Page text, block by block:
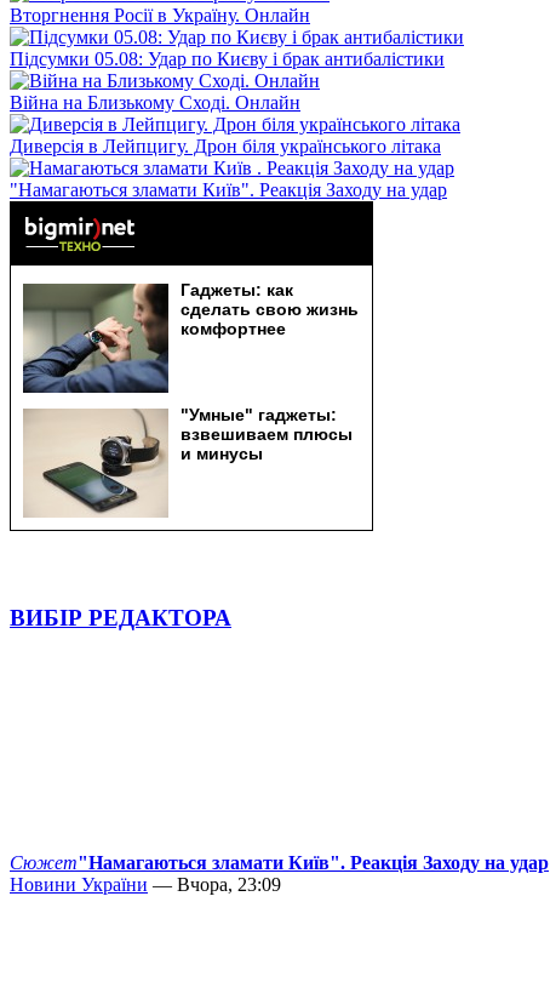
Вторгнення Росії в Україну. Онлайн
Підсумки 05.08: Удар по Києву і брак антибалістики
Війна на Близькому Сході. Онлайн
Диверсія в Лейпцигу. Дрон біля українського літака
"Намагаються зламати Київ". Реакція Заходу на удар
ВИБІР РЕДАКТОРА
Сюжет"Намагаються зламати Київ". Реакція Заходу на удар
Новини України — Вчора, 23:09